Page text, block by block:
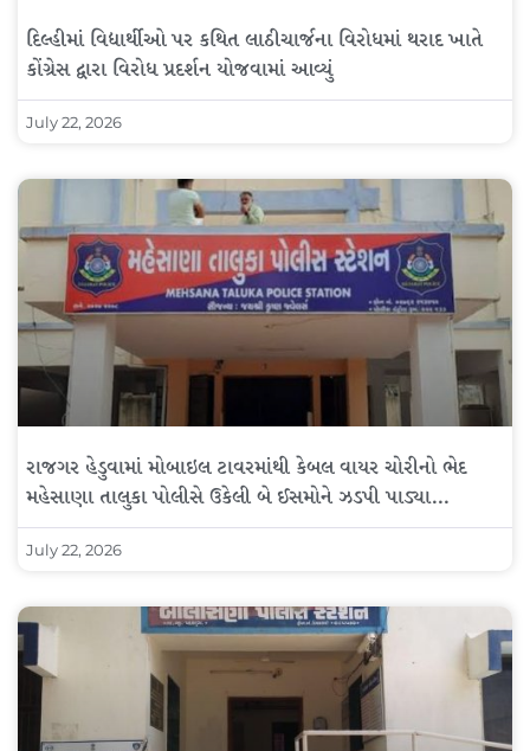
દિલ્હીમાં વિદ્યાર્થીઓ પર કથિત લાઠીચાર્જના વિરોધમાં થરાદ ખાતે
કોંગ્રેસ દ્વારા વિરોધ પ્રદર્શન યોજવામાં આવ્યું
July 22, 2026
રાજગર હેડુવામાં મોબાઇલ ટાવરમાંથી કેબલ વાયર ચોરીનો ભેદ
મહેસાણા તાલુકા પોલીસે ઉકેલી બે ઈસમોને ઝડપી પાડ્યા…
July 22, 2026